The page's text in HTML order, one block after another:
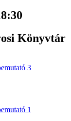
Könyvtár